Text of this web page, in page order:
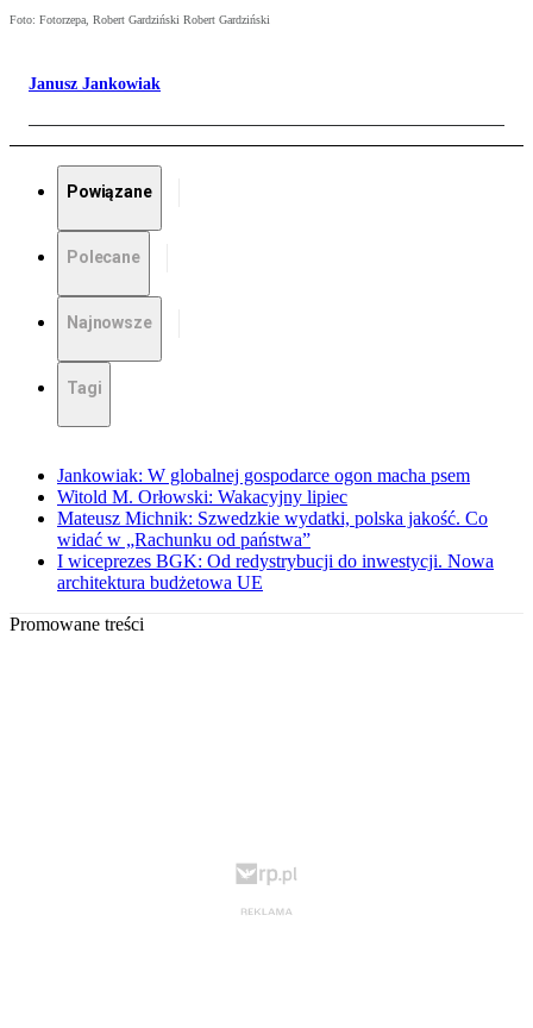
Foto: Fotorzepa, Robert Gardziński Robert Gardziński
Janusz Jankowiak
Powiązane
Polecane
Najnowsze
Tagi
Jankowiak: W globalnej gospodarce ogon macha psem
Witold M. Orłowski: Wakacyjny lipiec
Mateusz Michnik: Szwedzkie wydatki, polska jakość. Co
widać w „Rachunku od państwa”
I wiceprezes BGK: Od redystrybucji do inwestycji. Nowa
architektura budżetowa UE
Promowane treści